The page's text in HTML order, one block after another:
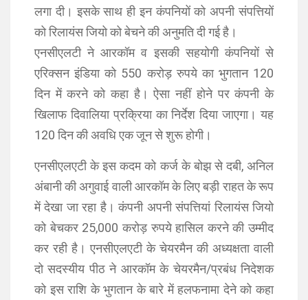
लगा दी। इसके साथ ही इन कंपनियों को अपनी संपत्तियों
को रिलायंस जियो को बेचने की अनुमति दी गई है।
एनसीएलटी ने आरकॉम व इसकी सहयोगी कंपनियों से
एरिक्सन इंडिया को 550 करोड़ रुपये का भुगतान 120
दिन में करने को कहा है। ऐसा नहीं होने पर कंपनी के
खिलाफ दिवालिया प्रक्रिया का निर्देश दिया जाएगा। यह
120 दिन की अवधि एक जून से शुरू होगी।
एनसीएलएटी के इस कदम को कर्ज के बोझ से दबी, अनिल
अंबानी की अगुवाई वाली आरकॉम के लिए बड़ी राहत के रूप
में देखा जा रहा है। कंपनी अपनी संपत्तियां रिलायंस जियो
को बेचकर 25,000 करोड़ रुपये हासिल करने की उम्मीद
कर रही है। एनसीएलएटी के चेयरमैन की अध्यक्षता वाली
दो सदस्यीय पीठ ने आरकॉम के चेयरमैन/प्रबंध निदेशक
को इस राशि के भुगतान के बारे में हलफनामा देने को कहा